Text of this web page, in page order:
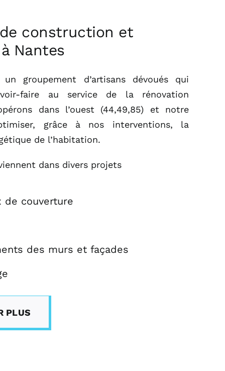
construction et
Nantes
un groupement d’artisans dévoués qui
faire au service de la rénovation
dans l’ouest (44,49,85) et notre
grâce à nos interventions, la
de l’habitation.
dans divers projets
de couverture
des murs et façades
PLUS